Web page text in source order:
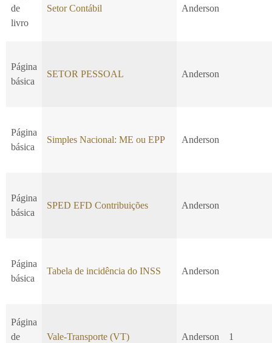
de
livro
Setor Contábil Anderson
Página
básica
SETOR PESSOAL Anderson
Página
básica
Simples Nacional: ME ou EPP Anderson
Página
básica
SPED EFD Contribuições Anderson
Página
básica
Tabela de incidência do INSS Anderson
Página
de
Vale-Transporte (VT) Anderson 1